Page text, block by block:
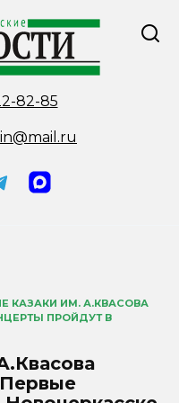
82-85
КАЗАКИ ИМ. А.КВАСОВА
ПРОЙДУТ В